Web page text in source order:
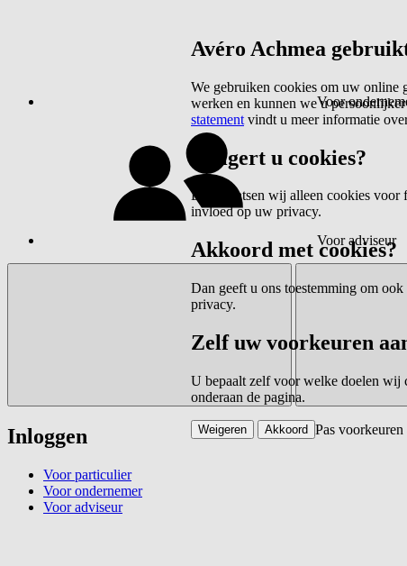
Voor
Voor adviseur
Inloggen
Voor particulier
Voor ondernemer
Voor adviseur
Avéro Achmea
We gebruiken cookies om uw online
werken en kunnen we u
statement vindt u meer informatie
Weigert u cookies?
Dan plaatsen wij alleen cookies voor
invloed op uw privacy.
Akkoord met cookies?
Dan geeft u ons toestemming om
privacy.
Zelf uw voorkeuren
U bepaalt zelf voor welke doelen wij
onderaan de pagina.
Pas voorkeuren
Weigeren Akkoord